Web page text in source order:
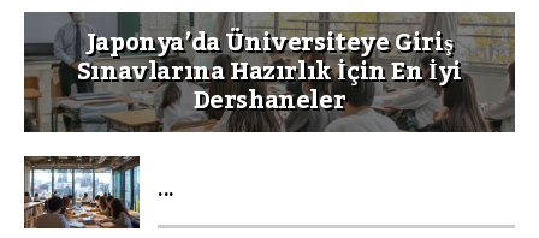
Japonya’da Üniversiteye Giriş
Sınavlarına Hazırlık İçin En İyi
Dershaneler
...